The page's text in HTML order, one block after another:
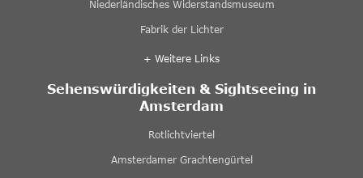
Niederländisches Widerstandsmuseum
Fabrik der Lichter
+ Weitere Links
Sehenswürdigkeiten & Sightseeing in
Amsterdam
Rotlichtviertel
Amsterdamer Grachtengürtel